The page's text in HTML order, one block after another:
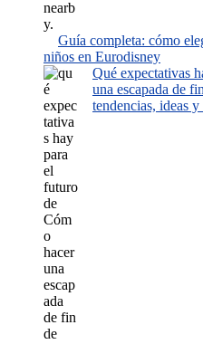
Guía completa: cómo
niños en Eurodisney
Qué expectativas
una escapada de
tendencias, ideas